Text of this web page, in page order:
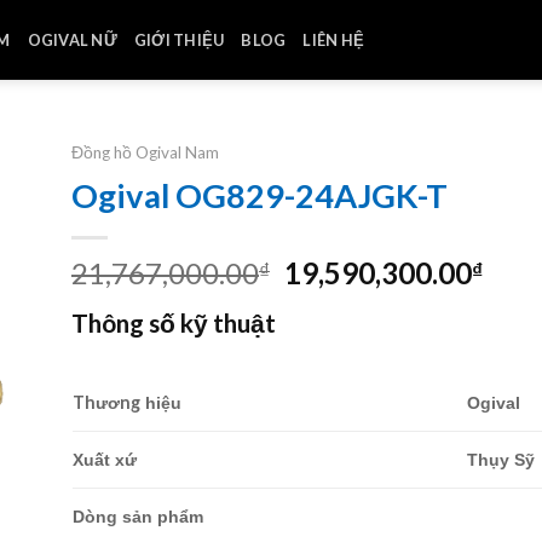
OGIVAL NỮ GIỚI THIỆU BLOG LIÊN HỆ
Đồng hồ Ogival Nam
Ogival OG829-24AJGK-T
21,767,000.00₫
Giá
gốc
19,590,300.00₫Giá
Thông số kỹ thuật
Thươnghiệu Ogival
Xuất xứ Thụy Sỹ
Dòng sản phẩm